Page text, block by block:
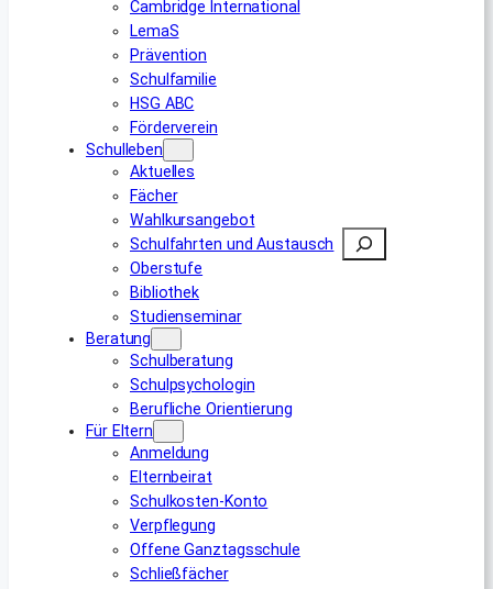
Cambridge International
LemaS
Prävention
Schulfamilie
HSG ABC
Förderverein
Schulleben
Aktuelles
Fächer
Wahlkursangebot
Schulfahrten und Austausch
Oberstufe
Bibliothek
Studienseminar
Beratung
Schulberatung
Schulpsychologin
Berufliche Orientierung
Für Eltern
Anmeldung
Elternbeirat
Schulkosten-Konto
Verpflegung
Offene Ganztagsschule
Schließfächer
Suchen